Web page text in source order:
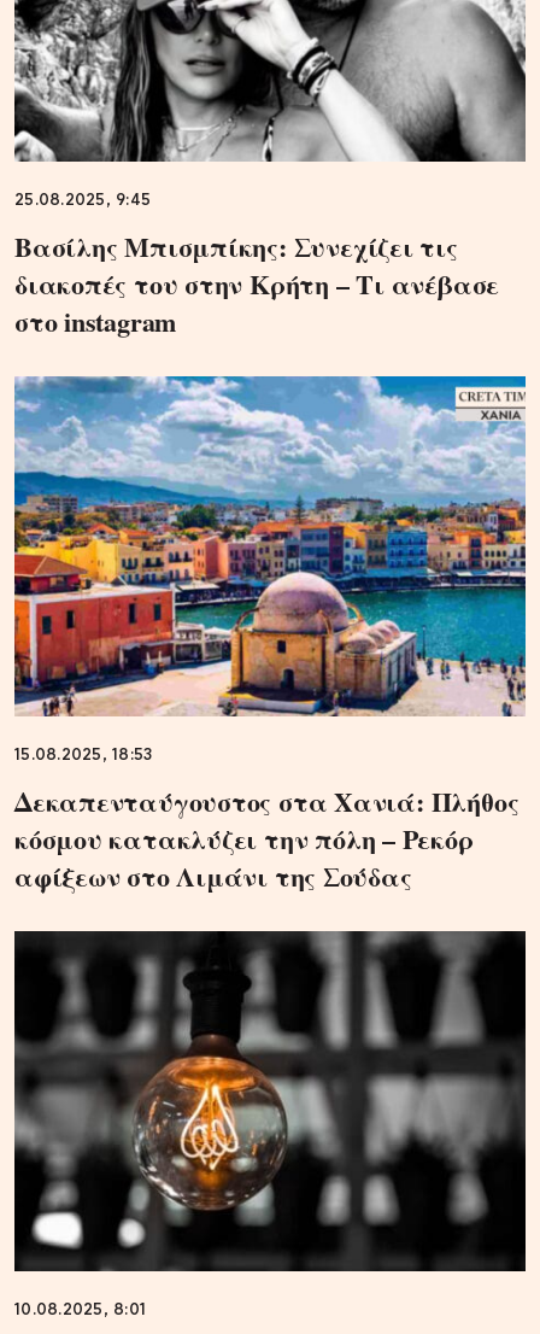
25.08.2025, 9:45
Bασίλης Μπισμπίκης: Συνεχίζει τις
διακοπές του στην Κρήτη – Τι ανέβασε
στο instagram
15.08.2025, 18:53
Δεκαπενταύγουστος στα Χανιά: Πλήθος
κόσμου κατακλύζει την πόλη – Ρεκόρ
αφίξεων στο Λιμάνι της Σούδας
10.08.2025, 8:01